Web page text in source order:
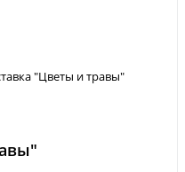
"Цветы и травы"